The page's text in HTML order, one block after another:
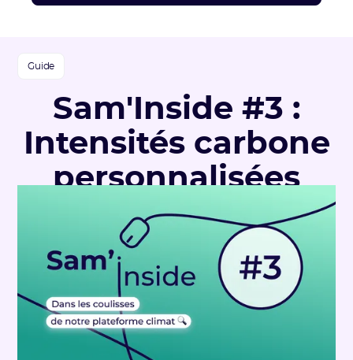
Guide
Sam'Inside #3 :
Intensités carbone
personnalisées